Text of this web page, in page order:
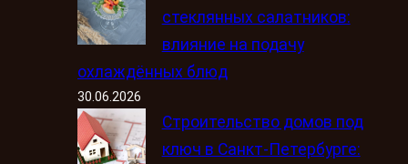
стеклянных салатников:
влияние на подачу
охлаждённых блюд
30.06.2026
Строительство домов под
ключ в Санкт-Петербурге: